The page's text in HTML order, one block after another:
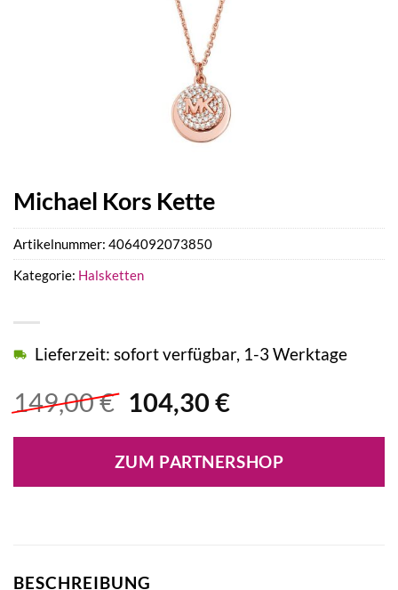
Michael Kors Kette
149,00€ Ursprünglicher
war:
149,00 €
104,30 €Aktueller
ist:
104,30 €.
Lieferzeit: sofort verfügbar, 1-3 Werktage
ZUM PARTNERSHOP
Artikelnummer: 4064092073850
Kategorie: Halsketten
BESCHREIBUNG